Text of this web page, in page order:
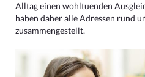
Alltag einen wohltuenden
haben daher alle Adressen rund
zusammengestellt.